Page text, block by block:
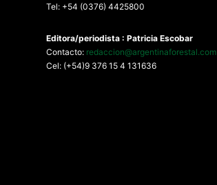
Tel: +54 (0376) 4425800
Editora/periodista : Patricia Escobar
Contacto: redaccion@argentinaforestal.com
Cel: (+54)9 376 15 4 131636